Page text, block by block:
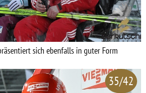
sich ebenfalls in guter Form
35/42